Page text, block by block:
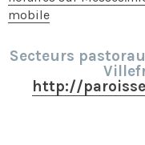
mobile
Secteurs
http://